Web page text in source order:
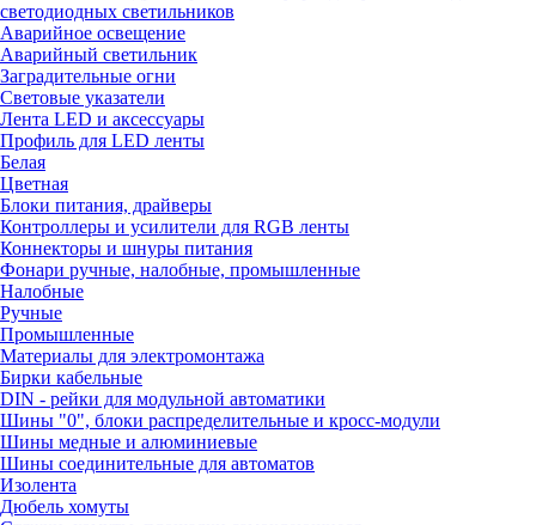
светодиодных светильников
Аварийное освещение
Аварийный светильник
Заградительные огни
Световые указатели
Лента LED и аксессуары
Профиль для LED ленты
Белая
Цветная
Блоки питания, драйверы
Контроллеры и усилители для RGB ленты
Коннекторы и шнуры питания
Фонари ручные, налобные, промышленные
Налобные
Ручные
Промышленные
Материалы для электромонтажа
Бирки кабельные
DIN - рейки для модульной автоматики
Шины "0", блоки распределительные и кросс-модули
Шины медные и алюминиевые
Шины соединительные для автоматов
Изолента
Дюбель хомуты